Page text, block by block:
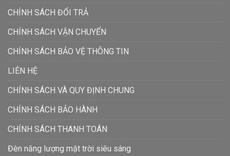
CHÍNH SÁCH ĐỔI TRẢ
CHÍNH SÁCH VẬN CHUYỂN
CHÍNH SÁCH BẢO VỆ THÔNG TIN
LIÊN HỆ
CHÍNH SÁCH VÀ QUY ĐỊNH CHUNG
CHÍNH SÁCH BẢO HÀNH
CHÍNH SÁCH THANH TOÁN
Đèn năng lượng mặt trời siêu sáng